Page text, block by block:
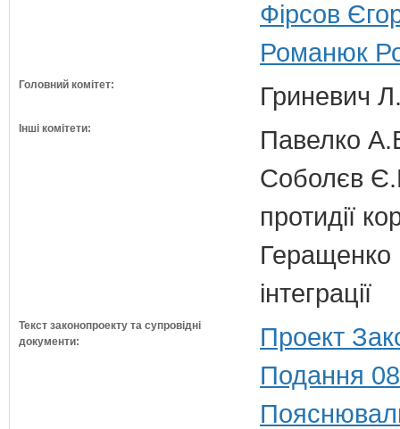
Фірсов
Романюк
Головний комітет: Гриневич
Інші комітети:
Павелко
Соболєв
протидії
Геращенко
інтеграції
Текст законопроекту та супровідні
документи:
Проект
Подання